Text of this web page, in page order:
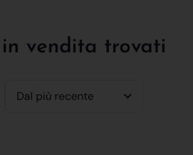
vendita trovati
Dal più recente